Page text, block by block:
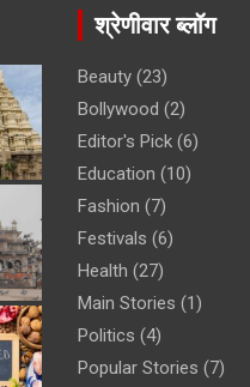
श्रेणीवार ब्लॉग
Beauty (23)
Bollywood (2)
Editor's Pick (6)
Education (10)
Fashion (7)
Festivals (6)
Health (27)
Main Stories (1)
Politics (4)
Popular Stories (7)